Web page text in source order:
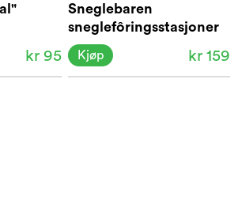
kr 95
Sneglebaren
sneglefôringsstasjoner
5-pk.
kr 159
Kjøp